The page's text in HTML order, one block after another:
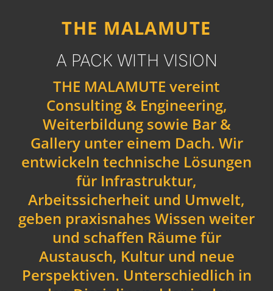
THE MALAMUTE
A PACK WITH VISION
THE MALAMUTE vereint
Consulting & Engineering,
Weiterbildung sowie Bar &
Gallery unter einem Dach. Wir
entwickeln technische Lösungen
für Infrastruktur,
Arbeitssicherheit und Umwelt,
geben praxisnahes Wissen weiter
und schaffen Räume für
Austausch, Kultur und neue
Perspektiven. Unterschiedlich in